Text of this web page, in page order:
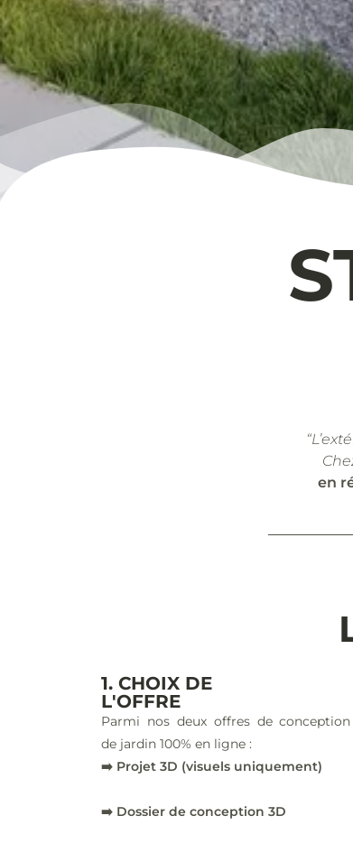
en
1. CHOIX DE
L'OFFRE
Parmi nos deux offres de conception
de jardin 100% en ligne :
➡️ Projet 3D (visuels uniquement)
➡️ Dossier de conception 3D